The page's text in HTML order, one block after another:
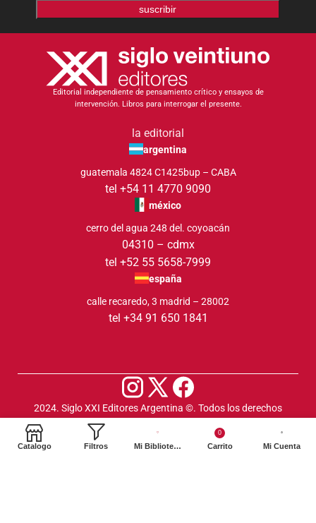
suscribir
Editorial independiente de pensamiento crítico y ensayos de
intervención. Libros para interrogar el presente.
la editorial
argentina
guatemala 4824 C1425bup – CABA
tel +54 11 4770 9090
méxico
cerro del agua 248 del. coyoacán
04310 – cdmx
tel +52 55 5658-7999
españa
calle recaredo, 3 madrid – 28002
tel +34 91 650 1841
2024. Siglo XXI Editores Argentina ©️. Todos los derechos
Catalogo Filtros Mi Biblioteca
0
Carrito Mi Cuenta